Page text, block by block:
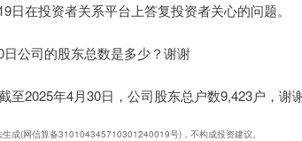
日在投资者关系平台上答复投资者关心的问题。
公司的股东总数是多少？谢谢
2025年4月30日，公司股东总户数9,423户，谢
成(网信算备310104345710301240019号)，不构成投资建议。